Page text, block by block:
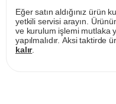
Eğer satın aldığınız ürün
yetkili servisi arayın.
ve kurulum işlemi mutlaka
yapılmalıdır. Aksi taktirde
kalır.